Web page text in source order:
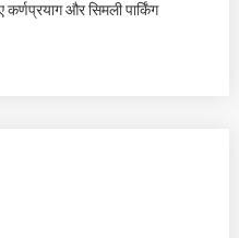
और सिमली पार्किंग